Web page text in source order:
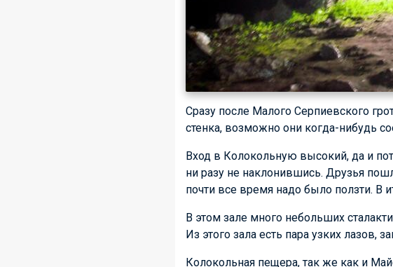
Сразу после Малого Серпиевского
стенка, возможно они когда-нибудь
Вход в Колокольную высокий, да и
ни разу не наклонившись. Друзья
почти все время надо было ползти. В
В этом зале много небольших
Из этого зала есть пара узких лазов,
Колокольная пещера, так же как и